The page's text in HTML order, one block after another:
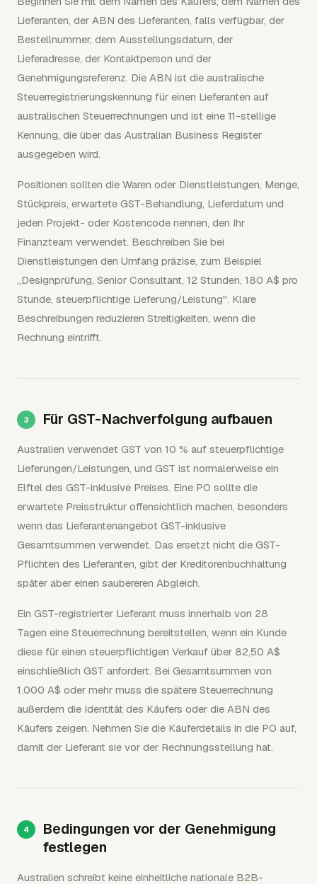
Lieferanten, der ABN des Lieferanten, falls verfügbar, der
Bestellnummer, dem Ausstellungsdatum, der
Lieferadresse, der Kontaktperson und der
Genehmigungsreferenz. Die ABN ist die australische
Steuerregistrierungskennung für einen Lieferanten auf
australischen Steuerrechnungen und ist eine 11-stellige
Kennung, die über das Australian Business Register
ausgegeben wird.
Positionen sollten die Waren oder Dienstleistungen, Menge,
Stückpreis, erwartete GST-Behandlung, Lieferdatum und
jeden Projekt- oder Kostencode nennen, den Ihr
Finanzteam verwendet. Beschreiben Sie bei
Dienstleistungen den Umfang präzise, zum Beispiel
„Designprüfung, Senior Consultant, 12 Stunden, 180 A$ pro
Stunde, steuerpflichtige Lieferung/Leistung". Klare
Beschreibungen reduzieren Streitigkeiten, wenn die
Rechnung eintrifft.
Für GST-Nachverfolgung aufbauen
Australien verwendet GST von 10 % auf steuerpflichtige
Lieferungen/Leistungen, und GST ist normalerweise ein
Elftel des GST-inklusive Preises. Eine PO sollte die
erwartete Preisstruktur offensichtlich machen, besonders
wenn das Lieferantenangebot GST-inklusive
Gesamtsummen verwendet. Das ersetzt nicht die GST-
Pflichten des Lieferanten, gibt der Kreditorenbuchhaltung
später aber einen saubereren Abgleich.
Ein GST-registrierter Lieferant muss innerhalb von 28
Tagen eine Steuerrechnung bereitstellen, wenn ein Kunde
diese für einen steuerpflichtigen Verkauf über 82,50 A$
einschließlich GST anfordert. Bei Gesamtsummen von
1.000 A$ oder mehr muss die spätere Steuerrechnung
außerdem die Identität des Käufers oder die ABN des
Käufers zeigen. Nehmen Sie die Käuferdetails in die PO auf,
damit der Lieferant sie vor der Rechnungsstellung hat.
Bedingungen vor der Genehmigung
festlegen
Australien schreibt keine einheitliche nationale B2B-